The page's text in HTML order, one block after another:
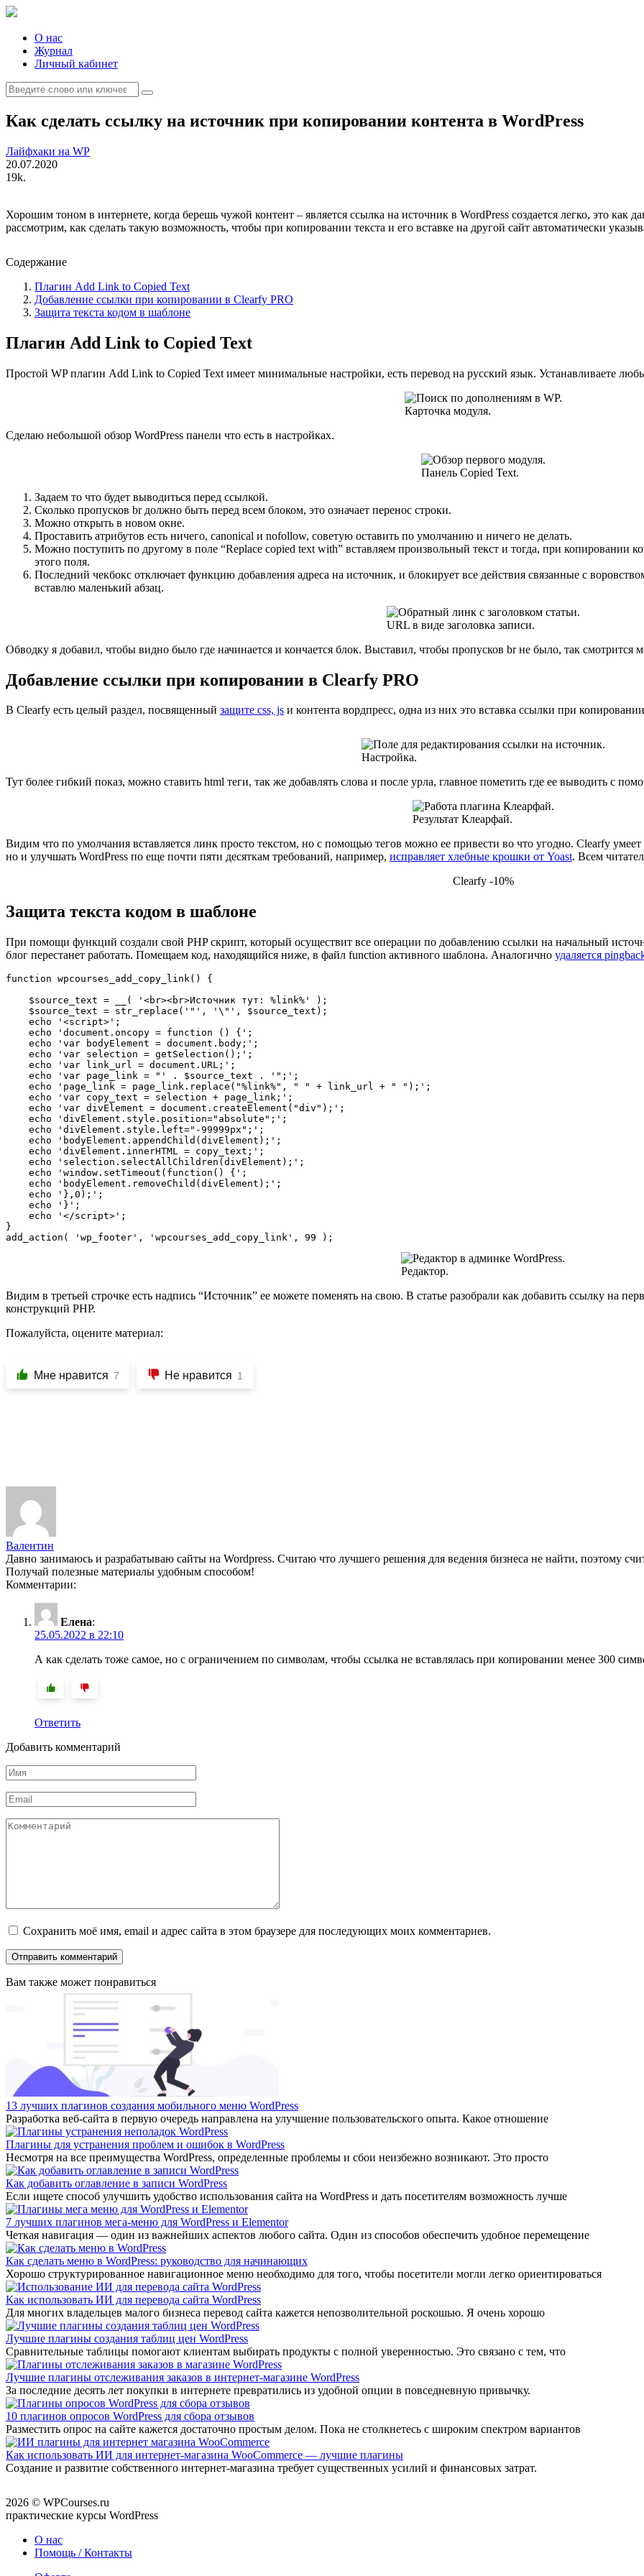
Skip
contentО нас
Журнал
Личный кабинет
Search
for:
Как сделать ссылку на источник при копировании контента в WordPress
Лайфхаки на WP
20.07.2020
19k.
Хорошим тоном в интернете, когда берешь чужой контент – является ссылка на источник в WordPress создается легко, это как
рассмотрим, как сделать такую возможность, чтобы при копировании текста и его вставке на другой сайт автоматически
Содержание
Плагин Add Link to Copied Text
Добавление ссылки при копировании в Clearfy PRO
Защита текста кодом в шаблоне
Плагин Add Link to Copied Text
Простой WP плагин Add Link to Copied Text имеет минимальные настройки, есть перевод на русский язык. Устанавливаете
Карточка модуля.
Сделаю небольшой обзор WordPress панели что есть в настройках.
Панель Copied Text.
Задаем то что будет выводиться перед ссылкой.
Сколько пропусков br должно быть перед всем блоком, это означает перенос строки.
Можно открыть в новом окне.
Проставить атрибутов есть ничего, canonical и nofollow, советую оставить по умолчанию и ничего не делать.
Можно поступить по другому в поле “Replace copied text with” вставляем произвольный текст и тогда, при копировании
этого поля.
Последний чекбокс отключает функцию добавления адреса на источник, и блокирует все действия связанные с
вставлю маленький абзац.
URL в виде заголовка записи.
Обводку я добавил, чтобы видно было где начинается и кончается блок. Выставил, чтобы пропусков br не было, так
Добавление ссылки при копировании в Clearfy PRO
В Clearfy есть целый раздел, посвященный защите css, js и контента вордпресс, одна из них это вставка ссылки при
Настройка.
Тут более гибкий показ, можно ставить html теги, так же добавлять слова и после урла, главное пометить где ее выводить с
Результат Клеарфай.
Видим что по умолчания вставляется линк просто текстом, но с помощью тегов можно ее привести во что угодно. Clearfy умеет
но и улучшать WordPress по еще почти пяти десяткам требований, например, исправляет хлебные крошки от Yoast. Всем
Clearfy -10%
Защита текста кодом в шаблоне
При помощи функций создали свой PHP скрипт, который осуществит все операции по добавлению ссылки на начальный
блог перестанет работать. Помещаем код, находящийся ниже, в файл function активного шаблона. Аналогично удаляется
function wpcourses_add_copy_link() {
}
add_action( 'wp_footer', 'wpcourses_add_copy_link', 99 );
Редактор.
Видим в третьей строчке есть надпись “Источник” ее можете поменять на свою. В статье разобрали как добавить ссылку на
конструкций PHP.
Пожалуйста, оцените материал:
Мне нравится 7 Не нравится 1
Валентин
Давно занимаюсь и разрабатываю сайты на Wordpress. Считаю что лучшего решения для ведения бизнеса не найти, поэтому
Получай полезные материалы удобным способом!
Комментарии:
Елена:
25.05.2022 в 22:10
А как сделать тоже самое, но с ограничением по символам, чтобы ссылка не вставлялась при копировании менее 300
Ответить
Добавить комментарий
Имя
*
Email
*
Комментарий
Сохранить моё имя, email и адрес сайта в этом браузере для последующих моих комментариев.
Вам также может понравиться
13 лучших плагинов создания мобильного меню WordPress
Разработка веб-сайта в первую очередь направлена на улучшение пользовательского опыта. Какое отношение
Плагины для устранения проблем и ошибок в WordPress
Несмотря на все преимущества WordPress, определенные проблемы и сбои неизбежно возникают. Это просто
Как добавить оглавление в записи WordPress
Если ищете способ улучшить удобство использования сайта на WordPress и дать посетителям возможность лучше
7 лучших плагинов мега-меню для WordPress и Elementor
Четкая навигация — один из важнейших аспектов любого сайта. Один из способов обеспечить удобное перемещение
Как сделать меню в WordPress: руководство для начинающих
Хорошо структурированное навигационное меню необходимо для того, чтобы посетители могли легко ориентироваться
Как использовать ИИ для перевода сайта WordPress
Для многих владельцев малого бизнеса перевод сайта кажется непозволительной роскошью. Я очень хорошо
Лучшие плагины создания таблиц цен WordPress
Сравнительные таблицы помогают клиентам выбирать продукты с полной уверенностью. Это связано с тем, что
Лучшие плагины отслеживания заказов в интернет-магазине WordPress
За последние десять лет покупки в интернете превратились из удобной опции в повседневную привычку.
10 плагинов опросов WordPress для сбора отзывов
Разместить опрос на сайте кажется достаточно простым делом. Пока не столкнетесь с широким спектром вариантов
Как использовать ИИ для интернет-магазина WooCommerce — лучшие плагины
Создание и развитие собственного интернет-магазина требует существенных усилий и финансовых затрат.
2026 © WPCourses.ru
практические курсы WordPress
О нас
Помощь / Контакты